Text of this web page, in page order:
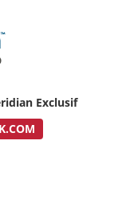
Exclusif